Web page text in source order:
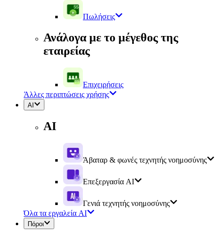
Πωλήσεις
Ανάλογα με το μέγεθος της
εταιρείας
Επιχειρήσεις
Άλλες περιπτώσεις χρήσης
AI
AI
Άβαταρ & φωνές τεχνητής νοημοσύνης
Επεξεργασία AI
Γενιά τεχνητής νοημοσύνης
Όλα τα εργαλεία AI
Πόροι